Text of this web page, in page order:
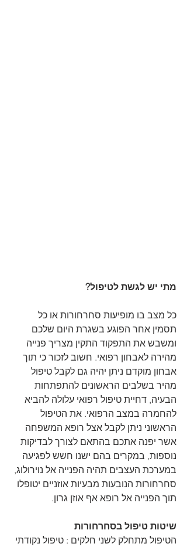
מתי יש לגשת לטיפול?
כל מצב בו מופיעות סחרחורות או כל
תסמין אחר הפוגע בשגרת היום שלכם
ומשבש את התפקוד התקין מצריך פנייה
מהירה לאבחון רפואי. חשוב לזכור כי תוך
אבחון מוקדם ניתן יהיה גם לקבל טיפול
מהיר בשלבים הראשונים להתפתחות
הבעיה, דחיית טיפול רפואי עלולה להביא
להחמרה במצב הרפואי. את הטיפול
הראשוני ניתן לקבל אצל רופא המשפחה
אשר יפנה אתכם בהתאם לצורך לבדיקות
נוספות, במקרים בהם ישנו חשש לפגיעה
במערכת העצבים תהיה הפנייה אל נוירולוג,
סחרחורות הנובעות מבעיות אוזניים יטופלו
תוך הפנייה אל רופא אף אוזן גרון.
שיטות טיפול בסחרחורות
הטיפול מתחלק לשני חלקים : טיפול נקודתי